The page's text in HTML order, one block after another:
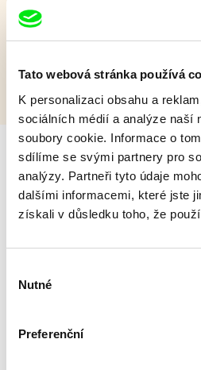
Tato webová stránka používá
K personalizaci obsahu a
sociálních médií a analýze naší
soubory cookie. Informace o
sdílíme se svými partnery pro
analýzy. Partneři tyto údaje
dalšími informacemi, které jste
získali v důsledku toho, že
souhlasu
Nutné
Preferenční
Milý tati - speciál
Diana Cam Van